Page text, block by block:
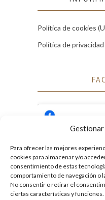
Para ofrecer las mejores
cookies para almacenar y/o
consentimiento de estas
comportamiento de navegación o
No consentir o retirar el
ciertas características y funciones.
Política de cookies
Política de privacidad
Haz clic para
y